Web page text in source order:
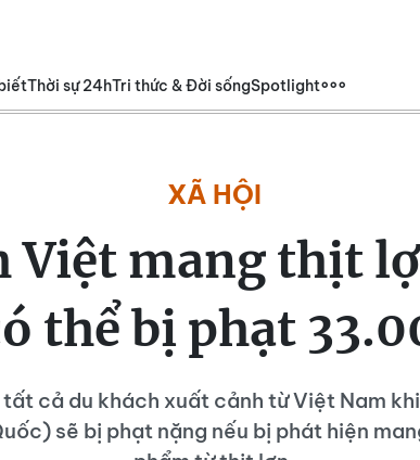
Thời sự 24hTri thức & Đời sốngSpotlight
XÃ HỘI
Việt mang thịt
thể bị phạt
cả du khách xuất cảnh từ Việt Nam
sẽ bị phạt nặng nếu bị phát hiện